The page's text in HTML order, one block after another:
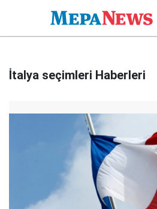
İtalya seçimleri Haberleri